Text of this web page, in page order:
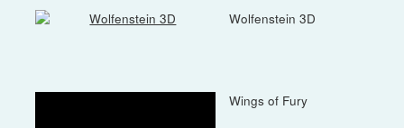
Wolfenstein 3D
Wings of Fury